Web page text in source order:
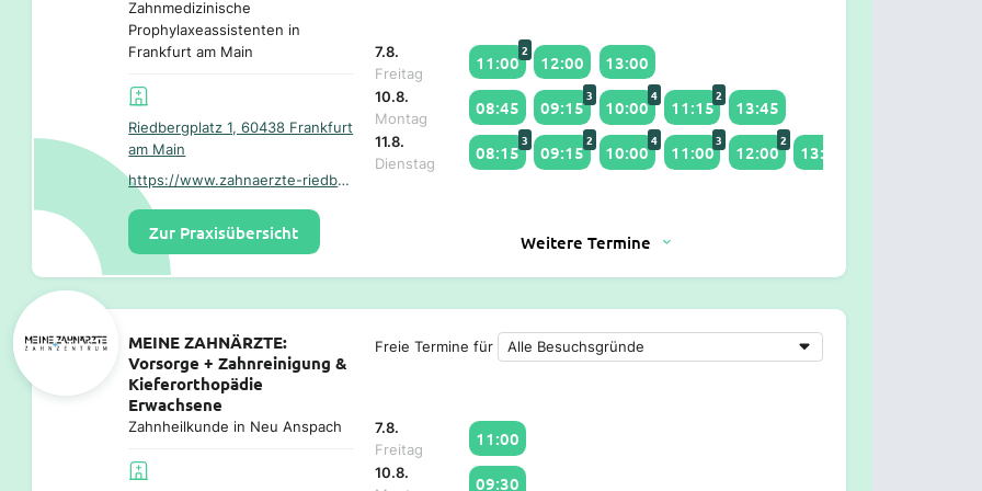
Zahnmedizinische
Prophylaxeassistenten in
Frankfurt am Main
Riedbergplatz 1, 60438 Frankfurt
am Main
https://www.zahnaerzte-riedberg.de/
Zur Praxisübersicht
7.8.
Freitag
11:00
2
12:00 13:00
10.8.
Montag
08:45 09:15
3
10:00
4
11:15
2
13:45
11.8.
Dienstag
08:15
3
09:15
2
10:00
4
11:00
3
12:00
2
13:30
Weitere Termine
MEINE ZAHNÄRZTE:
Vorsorge + Zahnreinigung &
Kieferorthopädie
Erwachsene
Zahnheilkunde in Neu Anspach
Freie Termine für
7.8.
Freitag
11:00
10.8.
09:30